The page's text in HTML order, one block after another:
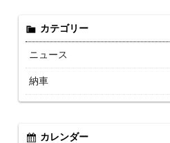
カテゴリー
ニュース
納車
カレンダー